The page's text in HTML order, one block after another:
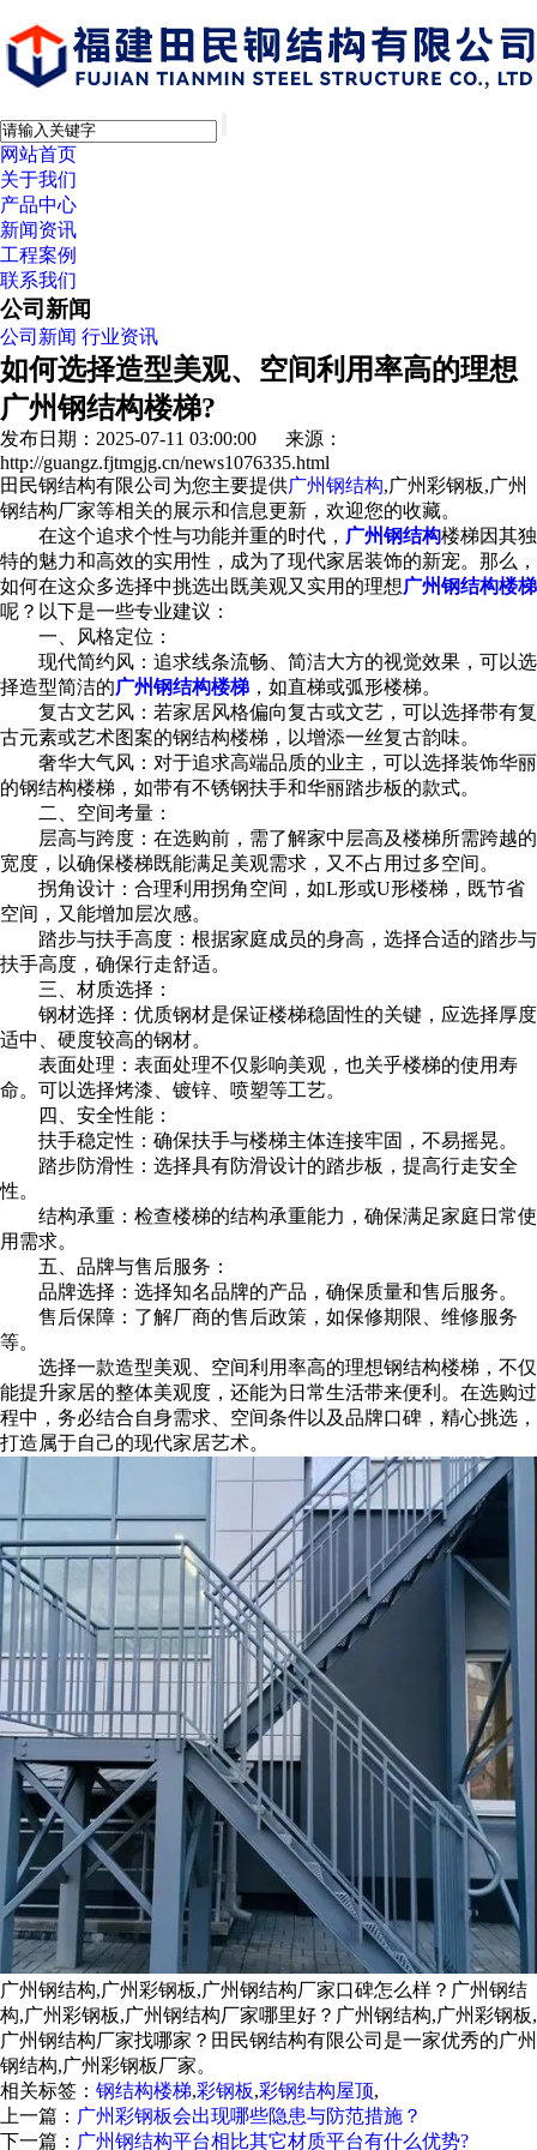
网站首页
关于我们
产品中心
新闻资讯
工程案例
联系我们
公司新闻
公司新闻 行业资讯
如何选择造型美观、空间利用率高的理想
广州钢结构楼梯?
发布日期：2025-07-11 03:00:00 来源：
http://guangz.fjtmgjg.cn/news1076335.html
田民钢结构有限公司为您主要提供广州钢结构,广州彩钢板,广州
钢结构厂家等相关的展示和信息更新，欢迎您的收藏。
在这个追求个性与功能并重的时代， 广州钢结构楼梯因其独
特的魅力和高效的实用性，成为了现代家居装饰的新宠。那么，
如何在这众多选择中挑选出既美观又实用的理想广州钢结构楼梯
呢？以下是一些专业建议：
一、风格定位：
现代简约风：追求线条流畅、简洁大方的视觉效果，可以选
择造型简洁的广州钢结构楼梯 ，如直梯或弧形楼梯。
复古文艺风：若家居风格偏向复古或文艺，可以选择带有复
古元素或艺术图案的钢结构楼梯，以增添一丝复古韵味。
奢华大气风：对于追求高端品质的业主，可以选择装饰华丽
的钢结构楼梯，如带有不锈钢扶手和华丽踏步板的款式。
二、空间考量：
层高与跨度：在选购前，需了解家中层高及楼梯所需跨越的
宽度，以确保楼梯既能满足美观需求，又不占用过多空间。
拐角设计：合理利用拐角空间，如L形或U形楼梯，既节省
空间，又能增加层次感。
踏步与扶手高度：根据家庭成员的身高，选择合适的踏步与
扶手高度，确保行走舒适。
三、材质选择：
钢材选择：优质钢材是保证楼梯稳固性的关键，应选择厚度
适中、硬度较高的钢材。
表面处理：表面处理不仅影响美观，也关乎楼梯的使用寿
命。可以选择烤漆、镀锌、喷塑等工艺。
四、安全性能：
扶手稳定性：确保扶手与楼梯主体连接牢固，不易摇晃。
踏步防滑性：选择具有防滑设计的踏步板，提高行走安全
性。
结构承重：检查楼梯的结构承重能力，确保满足家庭日常使
用需求。
五、品牌与售后服务：
品牌选择：选择知名品牌的产品，确保质量和售后服务。
售后保障：了解厂商的售后政策，如保修期限、维修服务
等。
选择一款造型美观、空间利用率高的理想钢结构楼梯，不仅
能提升家居的整体美观度，还能为日常生活带来便利。在选购过
程中，务必结合自身需求、空间条件以及品牌口碑，精心挑选，
打造属于自己的现代家居艺术。
广州钢结构,广州彩钢板,广州钢结构厂家口碑怎么样？广州钢结
构,广州彩钢板,广州钢结构厂家哪里好？广州钢结构,广州彩钢板,
广州钢结构厂家找哪家？田民钢结构有限公司是一家优秀的广州
钢结构,广州彩钢板厂家。
相关标签： 钢结构楼梯,彩钢板,彩钢结构屋顶,
上一篇： 广州彩钢板会出现哪些隐患与防范措施？
下一篇： 广州钢结构平台相比其它材质平台有什么优势?